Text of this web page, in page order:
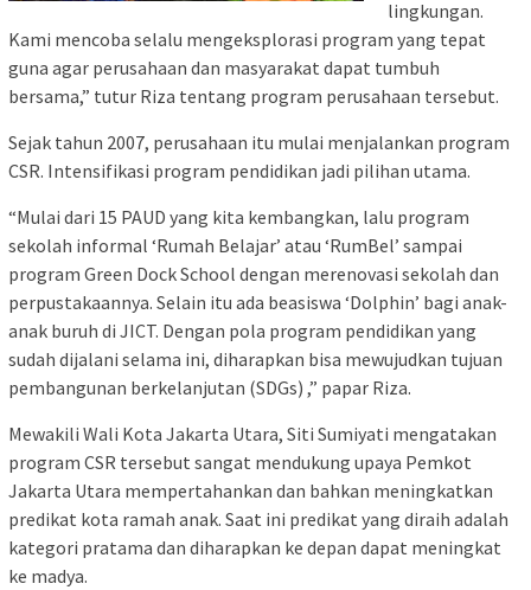
lingkungan.
Kami mencoba selalu mengeksplorasi program yang tepat
guna agar perusahaan dan masyarakat dapat tumbuh
bersama,” tutur Riza tentang program perusahaan tersebut.
Sejak tahun 2007, perusahaan itu mulai menjalankan program
CSR. Intensifikasi program pendidikan jadi pilihan utama.
“Mulai dari 15 PAUD yang kita kembangkan, lalu program
sekolah informal ‘Rumah Belajar’ atau ‘RumBel’ sampai
program Green Dock School dengan merenovasi sekolah dan
perpustakaannya. Selain itu ada beasiswa ‘Dolphin’ bagi anak-
anak buruh di JICT. Dengan pola program pendidikan yang
sudah dijalani selama ini, diharapkan bisa mewujudkan tujuan
pembangunan berkelanjutan (SDGs) ,” papar Riza.
Mewakili Wali Kota Jakarta Utara, Siti Sumiyati mengatakan
program CSR tersebut sangat mendukung upaya Pemkot
Jakarta Utara mempertahankan dan bahkan meningkatkan
predikat kota ramah anak. Saat ini predikat yang diraih adalah
kategori pratama dan diharapkan ke depan dapat meningkat
ke madya.